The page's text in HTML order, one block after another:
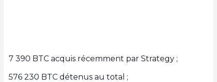
7 390 BTC acquis récemment par Strategy ;
576 230 BTC détenus au total ;